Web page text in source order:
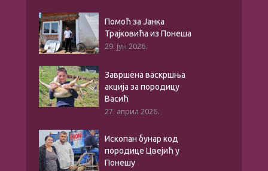
Помоћ за Јанка
Трајковића из Понеша
29. јун 2026.
Завршена васкршња
акција за породицу
Васић
27. април 2026.
Ископан бунар код
породице Цвејић у
Понешу